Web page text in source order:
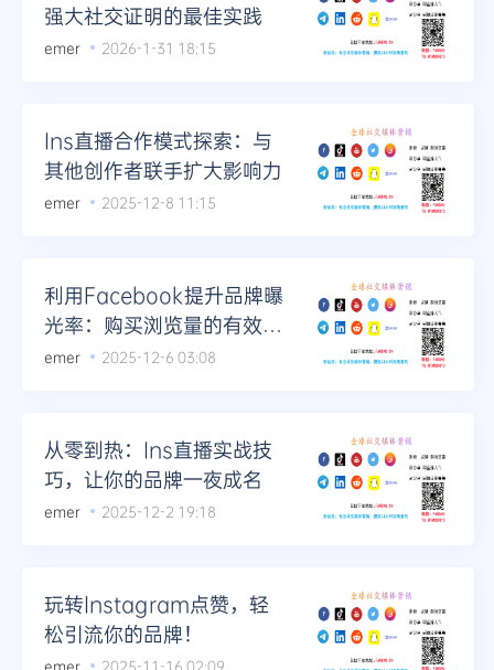
强大社交证明的最佳实践
emer 2026-1-31 18:15
Ins直播合作模式探索：与
其他创作者联手扩大影响力
emer 2025-12-8 11:15
利用Facebook提升品牌曝
光率：购买浏览量的有效策
略
emer 2025-12-6 03:08
从零到热：Ins直播实战技
巧，让你的品牌一夜成名
emer 2025-12-2 19:18
玩转Instagram点赞，轻
松引流你的品牌！
emer 2025-11-16 02:09